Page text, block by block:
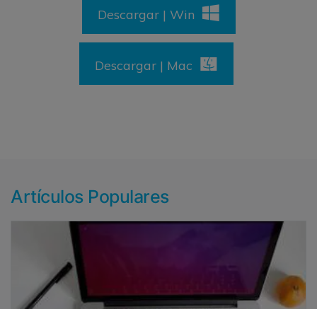
Descargar | Win
Descargar | Mac
Artículos Populares